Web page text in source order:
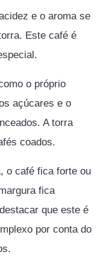
e o aroma se
Este café é
o próprio
açúcares e o
A torra
coados.
o café fica forte ou
fica
que este é
por conta do